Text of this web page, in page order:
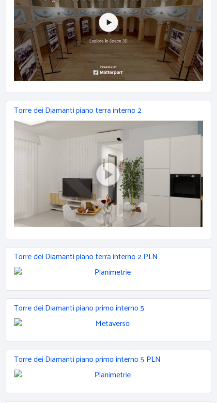
Torre dei Diamanti piano terra interno 2
Torre dei Diamanti piano terra interno 2 PLN
Torre dei Diamanti piano primo interno 5
Torre dei Diamanti piano primo interno 5 PLN